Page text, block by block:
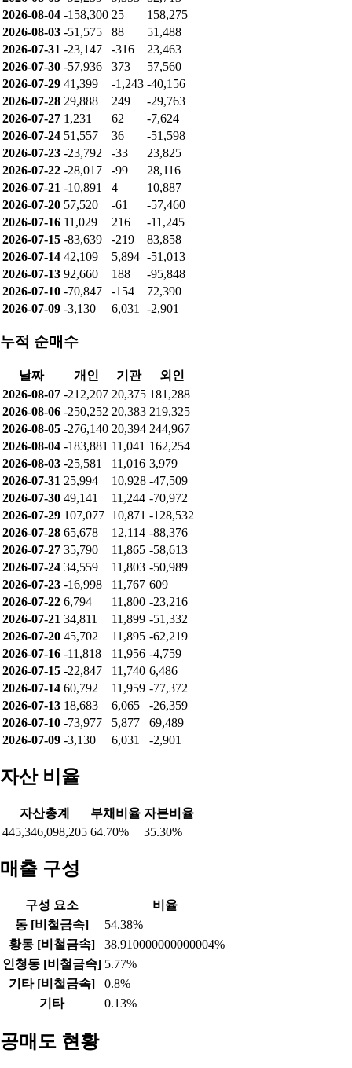
개인: 517,387
기관: -31,834
외인: -669,085
순매수
날짜 개인 기관
외인
2026-08-07 38,045 -8
-38,037
2026-08-06 25,888 -11
-25,642
2026-08-05 -92,259 9,353
82,713
2026-08-04 -158,300 25
158,275
2026-08-03 -51,575 88
51,488
2026-07-31 -23,147 -316
23,463
2026-07-30 -57,936 373
57,560
2026-07-29 41,399 -1,243
-40,156
2026-07-28 29,888 249
-29,763
2026-07-24 51,557
2026-07-22
-28,017 -99
28,116
2026-07-21 -10,891 4
10,887
2026-07-20 57,520 -61
-57,460
2026-07-16 11,029 216
-11,245
2026-07-15 -83,639 -219
83,858
2026-07-14 42,109 5,894
-51,013
2026-07-13 92,660 188
-95,848
2026-07-10 -70,847 -154
72,390
2026-07-09 -3,130 6,031 -2,901
누적 순매수
날짜 개인 기관
외인
2026-08-07 -212,207 20,375 181,288
2026-08-06 -250,252 20,383 219,325
2026-08-05 -276,140 20,394 244,967
2026-08-04 -183,881 11,041 162,254
2026-08-03 -25,581 11,016 3,979
2026-07-31 25,994 10,928 -47,509
2026-07-30 49,141 11,244
-70,972
2026-07-29 107,077 10,871
-128,532
2026-07-28 65,678 12,114
-88,376
2026-07-24
34,559
2026-07-22 6,794 11,800 -23,216
2026-07-21 34,811 11,899 -51,332
2026-07-16 -11,818
2026-07-15
-22,847
2026-07-14 60,792
-77,372
2026-07-13
18,683
-26,359
2026-07-10 -73,977 5,877
2026-07-09 -3,130 6,031 -2,901
자산 비율
445,346,098,205 64.70%